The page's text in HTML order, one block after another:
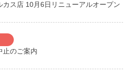
ス店 10月6日リニューアルオープン
止のご案内